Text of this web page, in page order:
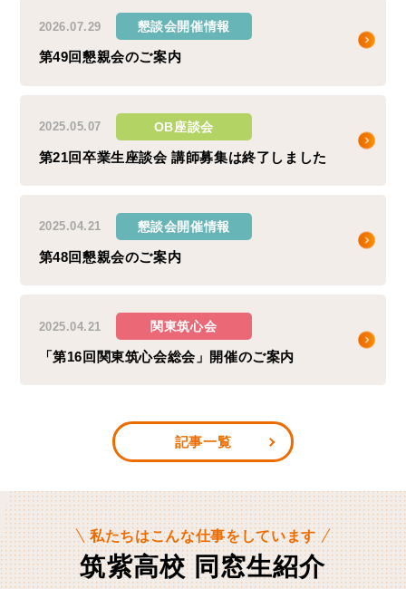
2026.07.29 懇談会開催情報
第49回懇親会のご案内
2025.05.07 OB座談会
第21回卒業生座談会 講師募集は終了しました
2025.04.21 懇談会開催情報
第48回懇親会のご案内
2025.04.21 関東筑心会
「第16回関東筑心会総会」開催のご案内
記事一覧
私たちはこんな仕事をしています
筑紫高校 同窓生紹介